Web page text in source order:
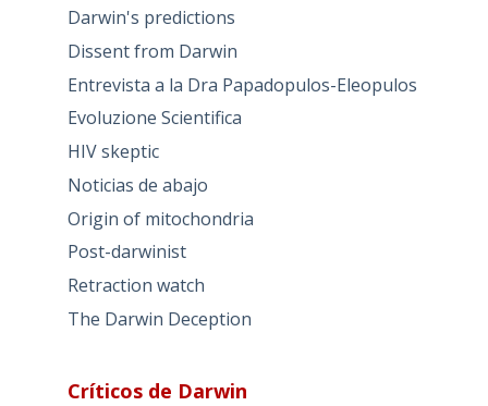
Darwin's predictions
Dissent from Darwin
Entrevista a la Dra Papadopulos-Eleopulos
Evoluzione Scientifica
HIV skeptic
Noticias de abajo
Origin of mitochondria
Post-darwinist
Retraction watch
The Darwin Deception
Críticos de Darwin